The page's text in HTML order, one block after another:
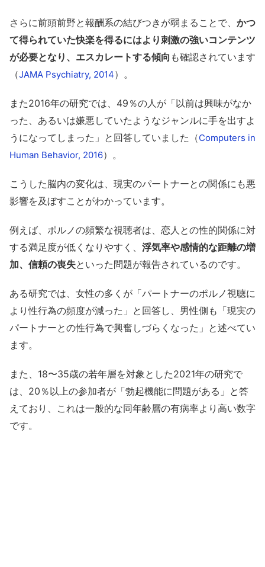
さらに前頭前野と報酬系の結びつきが弱まることで、 かつ
て得られていた快楽を得るにはより刺激の強いコンテンツ
が必要となり、エスカレートする傾向 も確認されています
（JAMA Psychiatry, 2014）。
また2016年の研究では、49％の人が「以前は興味がなか
った、あるいは嫌悪していたようなジャンルに手を出すよ
うになってしまった」と回答していました（Computers in
Human Behavior, 2016）。
こうした脳内の変化は、現実のパートナーとの関係にも悪
影響を及ぼすことがわかっています。
例えば、ポルノの頻繁な視聴者は、恋人との性的関係に対
する満足度が低くなりやすく、 浮気率や感情的な距離の増
加、信頼の喪失といった問題が報告されているのです。
ある研究では、女性の多くが「パートナーのポルノ視聴に
より性行為の頻度が減った」と回答し、男性側も「現実の
パートナーとの性行為で興奮しづらくなった」と述べてい
ます。
また、18〜35歳の若年層を対象とした2021年の研究で
は、20％以上の参加者が「勃起機能に問題がある」と答
えており、これは一般的な同年齢層の有病率より高い数字
です。